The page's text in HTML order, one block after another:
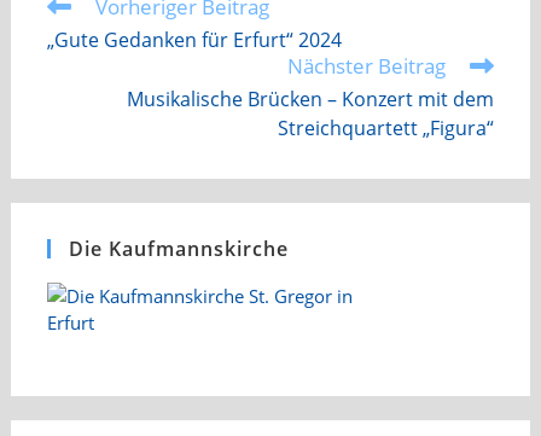
Weitere
Artikel
ansehen
Vorheriger Beitrag
„Gute Gedanken für Erfurt“ 2024
Nächster Beitrag
Musikalische Brücken – Konzert mit dem
Streichquartett „Figura“
Die Kaufmannskirche